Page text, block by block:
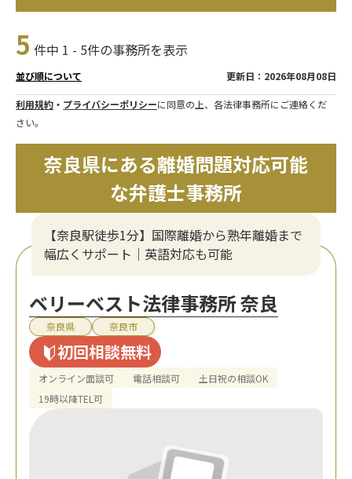
5 件中 1 - 5件の事務所を表示
並び順について 更新日：2026年08月08日
利用規約 ・ プライバシーポリシーに同意の上、各法律事務所にご連絡くだ
さい。
奈良県にある離婚問題対応可能
な弁護士事務所
【奈良駅徒歩1分】国際離婚から熟年離婚まで
幅広くサポート｜英語対応も可能
ベリーベスト法律事務所 奈良
奈良県 奈良市
初回相談無料
オンライン面談可 電話相談可
土日祝の相談OK
19時以降TEL可